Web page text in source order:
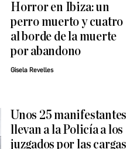
Horror en Ibiza: un
perro muerto y cuatro
al borde de la muerte
por abandono
Gisela Revelles
Unos 25 manifestantes
llevan a la Policía a los
juzgados por las cargas